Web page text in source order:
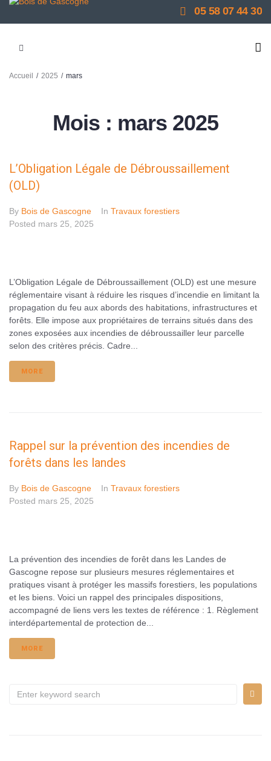
05 58 07 44 30
Accueil / 2025 / mars
Mois : mars 2025
L’Obligation Légale de Débroussaillement
(OLD)
By Bois de Gascogne In Travaux forestiers
Posted mars 25, 2025
L’Obligation Légale de Débroussaillement (OLD) est une mesure
réglementaire visant à réduire les risques d’incendie en limitant la
propagation du feu aux abords des habitations, infrastructures et
forêts. Elle impose aux propriétaires de terrains situés dans des
zones exposées aux incendies de débroussailler leur parcelle
selon des critères précis. Cadre...
MORE
Rappel sur la prévention des incendies de
forêts dans les landes
By Bois de Gascogne In Travaux forestiers
Posted mars 25, 2025
La prévention des incendies de forêt dans les Landes de
Gascogne repose sur plusieurs mesures réglementaires et
pratiques visant à protéger les massifs forestiers, les populations
et les biens. Voici un rappel des principales dispositions,
accompagné de liens vers les textes de référence : 1. Règlement
interdépartemental de protection de...
MORE